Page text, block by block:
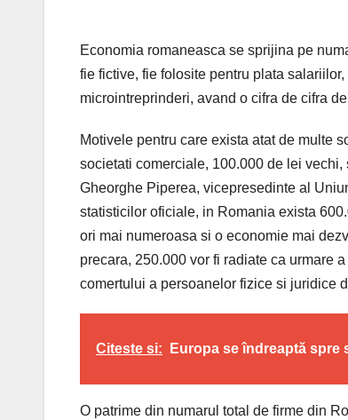
Economia romaneasca se sprijina pe
fie fictive, fie folosite pentru plata
microintreprinderi, avand o cifra de cifra
Motivele pentru care exista atat de multe
societati comerciale, 100.000 de lei
Gheorghe Piperea, vicepresedinte al
statisticilor oficiale, in Romania exista
ori mai numeroasa si o economie mai
precara, 250.000 vor fi radiate ca urmare
comertului a persoanelor fizice si juridice
Citeste si: Europa se îndreaptă spre
O patrime din numarul total de firme din